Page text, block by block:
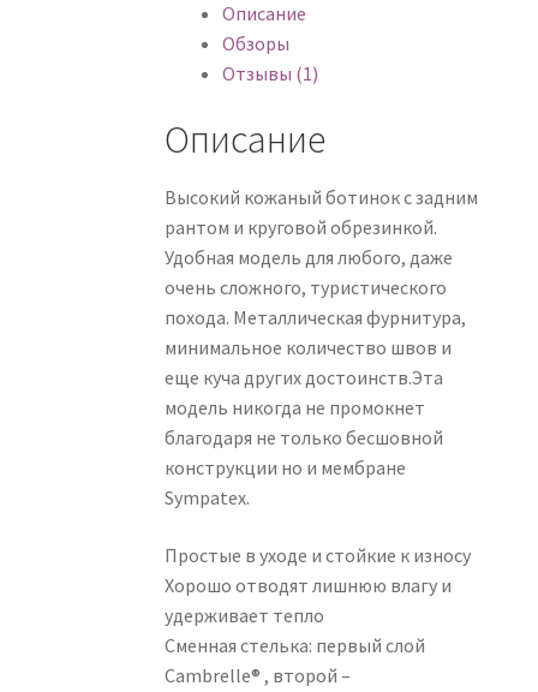
Описание
Обзоры
Отзывы (1)
Описание
Высокий кожаный ботинок с задним
рантом и круговой обрезинкой.
Удобная модель для любого, даже
очень сложного, туристического
похода. Металлическая фурнитура,
минимальное количество швов и
еще куча других достоинств.Эта
модель никогда не промокнет
благодаря не только бесшовной
конструкции но и мембране
Sympatex.
Простые в уходе и стойкие к износу
Хорошо отводят лишнюю влагу и
удерживает тепло
Сменная стелька: первый слой
Cambrelle® , второй –